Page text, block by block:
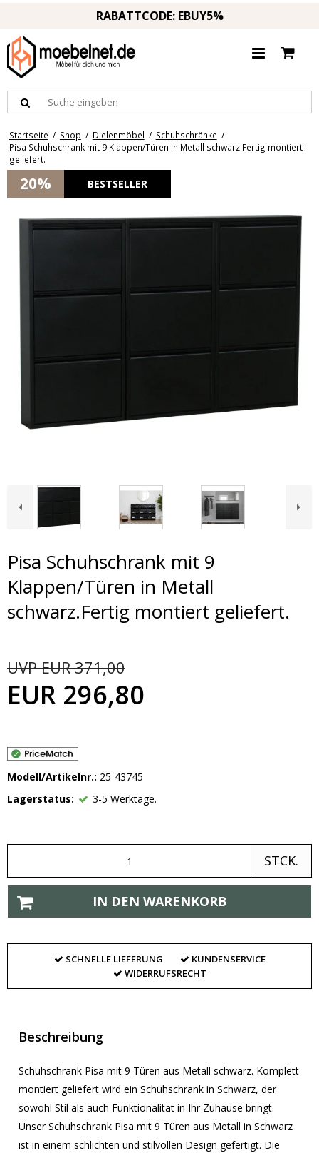
RABATTCODE: EBUY5%
Startseite / Shop / Dielenmöbel / Schuhschränke /
Pisa Schuhschrank mit 9 Klappen/Türen in Metall schwarz.Fertig montiert
geliefert.
20% BESTSELLER
Pisa Schuhschrank mit 9
Klappen/Türen in Metall
schwarz.Fertig montiert geliefert.
EUR 296,80
UVP EUR 371,00
Modell/Artikelnr.: 25-43745
Lagerstatus:
3-5 Werktage.
STCK.
IN DEN WARENKORB
SCHNELLE LIEFERUNG
KUNDENSERVICE
WIDERRUFSRECHT
Beschreibung
Schuhschrank Pisa mit 9 Türen aus Metall schwarz. Komplett
montiert geliefert wird ein Schuhschrank in Schwarz, der
sowohl Stil als auch Funktionalität in Ihr Zuhause bringt.
Unser Schuhschrank Pisa mit 9 Türen aus Metall in Schwarz
ist in einem schlichten und stilvollen Design gefertigt. Die